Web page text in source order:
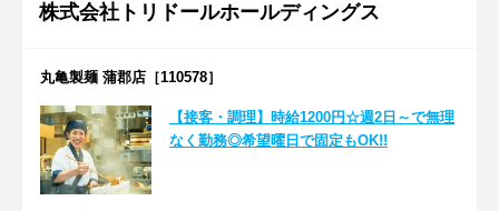
株式会社トリドールホールディングス
丸亀製麺 蒲郡店［110578］
【接客・調理】時給1200円☆週2日～で無理
なく勤務◎希望曜日で固定もOK!!